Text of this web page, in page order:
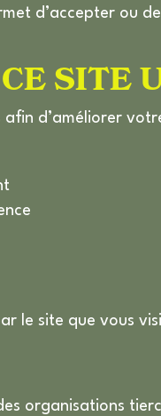
d’accepter ou
SITE
afin d’améliorer
le site que vous
organisations